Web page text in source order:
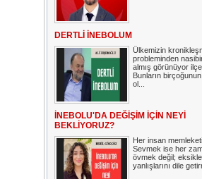
DERTLİ İNEBOLUM
Ülkemizin
probleminden
almış görünüyor
Bunların
ol...
İNEBOLU'DA DEĞİŞİM İÇİN NEYİ
BEKLİYORUZ?
Her insan
Sevmek ise her
övmek değil;
yanlışlarını dile